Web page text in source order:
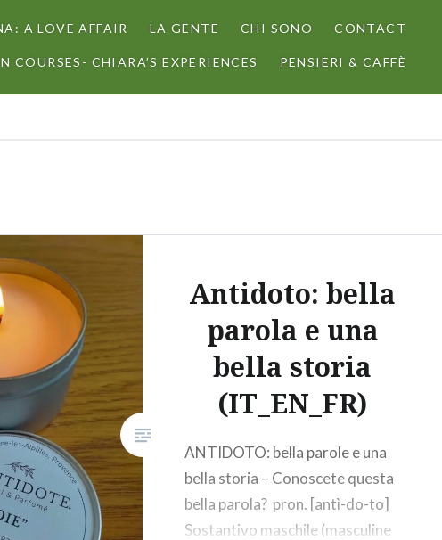
A LOVE AFFAIR LA GENTE CHI SONO CONTACT
COURSES- CHIARA’S EXPERIENCES PENSIERI & CAFFÈ
Antidoto: bella
parola e una
bella storia
(IT_EN_FR)
ANTIDOTO: bella parole e una
bella storia – Conoscete questa
bella parola? pron. [antì-do-to]
Sostantivo maschile (masculine